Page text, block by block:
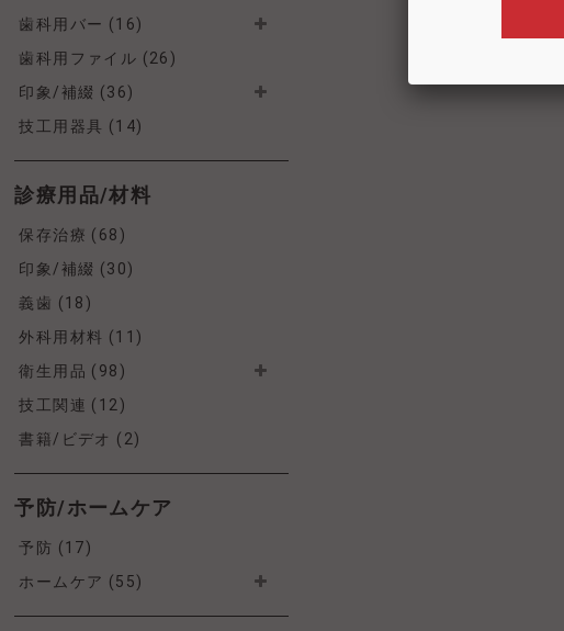
歯科用バー (16)
歯科用ファイル (26)
印象/補綴 (36)
技工用器具 (14)
診療用品/材料
保存治療 (68)
印象/補綴 (30)
義歯 (18)
外科用材料 (11)
衛生用品 (98)
技工関連 (12)
書籍/ビデオ (2)
予防/ホームケア
予防 (17)
ホームケア (55)